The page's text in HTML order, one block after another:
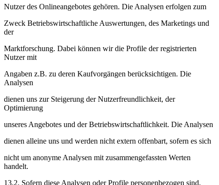
Nutzer des Onlineangebotes gehören. Die Analysen erfolgen zum
Zweck Betriebswirtschaftliche Auswertungen, des Marketings und
der
Marktforschung. Dabei können wir die Profile der registrierten
Nutzer mit
Angaben z.B. zu deren Kaufvorgängen berücksichtigen. Die
Analysen
dienen uns zur Steigerung der Nutzerfreundlichkeit, der
Optimierung
unseres Angebotes und der Betriebswirtschaftlichkeit. Die Analysen
dienen alleine uns und werden nicht extern offenbart, sofern es sich
nicht um anonyme Analysen mit zusammengefassten Werten
handelt.
13.2. Sofern diese Analysen oder Profile personenbezogen sind,